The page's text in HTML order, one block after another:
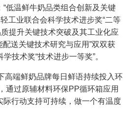
“低温鲜牛奶品类组合创新及关键
工业联合会科学技术进步奖“二等
提升关键技术突破及其工业化应
配送关键技术研究与应用”双双获
技术奖“技术进步一等奖”。
高端鲜奶品牌每日鲜语持续投入环
通过原辅材料环保PP循环箱应用
际行动支持可持续，做一个有温度